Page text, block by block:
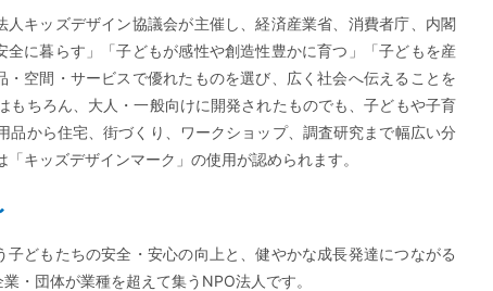
キッズデザイン協議会が主催し、経済産業省、消費者庁、内閣
に暮らす」「子どもが感性や創造性豊かに育つ」「子どもを産
空間・サービスで優れたものを選び、広く社会へ伝えることを
もちろん、大人・一般向けに開発されたものでも、子どもや子育
品から住宅、街づくり、ワークショップ、調査研究まで幅広い分
キッズデザインマーク」の使用が認められます。
どもたちの安全・安心の向上と、健やかな成長発達につながる
・団体が業種を超えて集うNPO法人です。